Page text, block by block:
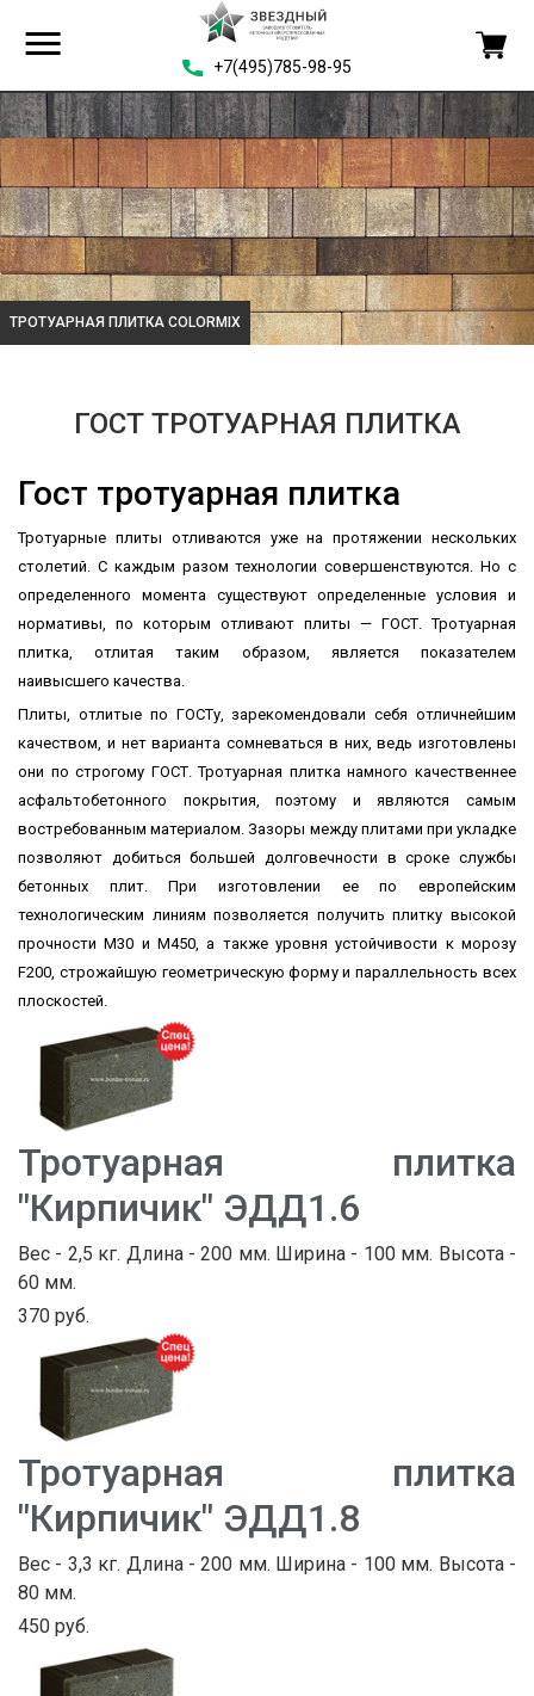
+7(495)785-98-95
ПЛИТКА COLORMIX
ГОСТ ТРОТУАРНАЯ ПЛИТКА
Гост тротуарная плитка
Тротуарные плиты отливаются уже на протяжении нескольких
столетий. С каждым разом технологии совершенствуются. Но с
определенного момента существуют определенные условия и
нормативы, по которым отливают плиты — ГОСТ. Тротуарная
плитка, отлитая таким образом, является показателем
наивысшего качества.
Плиты, отлитые по ГОСТу, зарекомендовали себя отличнейшим
качеством, и нет варианта сомневаться в них, ведь изготовлены
они по строгому ГОСТ. Тротуарная плитка намного качественнее
асфальтобетонного покрытия, поэтому и являются самым
востребованным материалом. Зазоры между плитами при укладке
позволяют добиться большей долговечности в сроке службы
бетонных плит. При изготовлении ее по европейским
технологическим линиям позволяется получить плитку высокой
прочности М30 и М450, а также уровня устойчивости к морозу
F200, строжайшую геометрическую форму и параллельность всех
плоскостей.
Тротуарная плитка
"Кирпичик" ЭДД1.6
Вес - 2,5 кг. Длина - 200 мм. Ширина - 100 мм. Высота -
60 мм.
370 руб.
Тротуарная плитка
"Кирпичик" ЭДД1.8
Вес - 3,3 кг. Длина - 200 мм. Ширина - 100 мм. Высота -
80 мм.
450 руб.